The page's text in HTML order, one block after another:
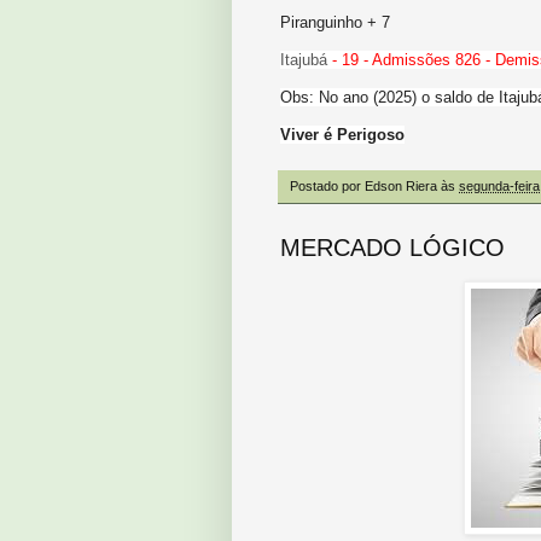
Piranguinho + 7
Itajubá - 19 - Admissões 826 -
Obs: No ano (2025) o saldo de
Viver é Perigoso
Postado por Edson Riera às segunda-
MERCADO LÓGICO